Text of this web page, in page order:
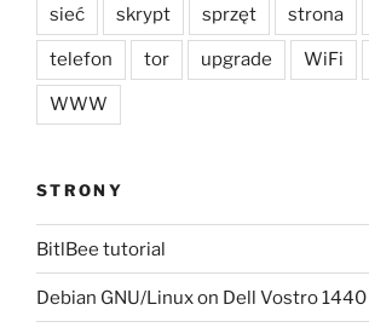
sieć skrypt sprzęt strona
telefon tor upgrade WiFi
WWW
STRONY
BitlBee tutorial
Debian GNU/Linux on Dell Vostro 1440